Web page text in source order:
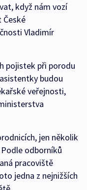
když nám vozí
České
Vladimír
pojistek při porodu
budou
veřejnosti,
jen několik
odborníků
pracoviště
jedna z nejnižších